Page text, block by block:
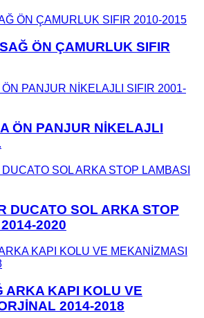
ÖN ÇAMURLUK SIFIR
ÖN PANJUR NİKELAJLI
DUCATO SOL ARKA STOP
2020
ARKA KAPI KOLU VE
2014-2018